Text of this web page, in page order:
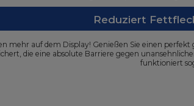
Reduziert
mehr auf dem Display! Genießen Sie einen
die eine absolute Barriere gegen
funktioniert